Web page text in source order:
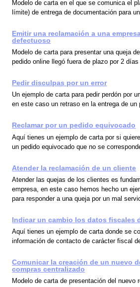
Modelo de carta en el que se comunica el
límite) de entrega de documentación para
Emitir una reclamación a una
defectuoso
Modelo de carta para presentar una queja
pedido online llegó fuera de plazo por 2
Pedir disculpas por un error
Un ejemplo de carta para pedir perdón por
en este caso un retraso en la entrega de un
Reclamar por un pedido equivocado
Aquí tienes un ejemplo de carta por si
un pedido equivocado que no se
Atender la reclamación de un cliente
Atender las quejas de los clientes es
empresa, en este caso hemos hecho un
para responder a una queja por un mal
Indicar un cambio los datos fiscales
Aquí tienes un ejemplo de carta donde se
información de contacto de carácter fiscal
Comunicar la creación de un nuevo
compras centralizado
Modelo de carta de presentación del nuevo